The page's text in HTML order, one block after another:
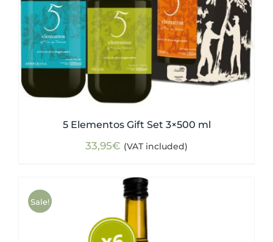
5 Elementos Gift Set 3×500 ml
33,95€ (VAT included)
Sale!